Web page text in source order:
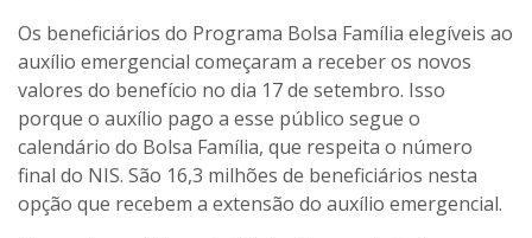
Os beneficiários do Programa Bolsa Família elegíveis ao
auxílio emergencial começaram a receber os novos
valores do benefício no dia 17 de setembro. Isso
porque o auxílio pago a esse público segue o
calendário do Bolsa Família, que respeita o número
final do NIS. São 16,3 milhões de beneficiários nesta
opção que recebem a extensão do auxílio emergencial.